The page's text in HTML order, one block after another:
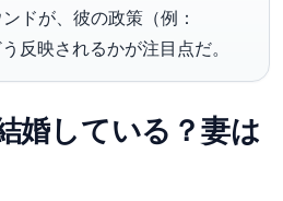
ドが、彼の政策（例：
反映されるかが注目点だ。
婚している？妻は